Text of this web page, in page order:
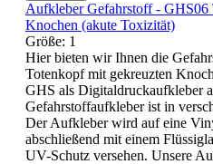
Aufkleber Gefahrstoff - GHS06
Knochen (akute Toxizität)
Größe: 1
Hier bieten wir Ihnen die
Totenkopf mit gekreuzten
GHS als Digitaldruckaufkleber
Gefahrstoffaufkleber ist in
Der Aufkleber wird auf eine
abschließend mit einem
UV-Schutz versehen. Unsere